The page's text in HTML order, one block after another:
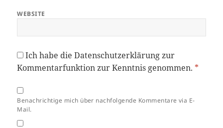
WEBSITE
Ich habe dieDatenschutzerklärungzur
Kommentarfunktion zur Kenntnis genommen. *
Benachrichtige mich über nachfolgende Kommentare via E-
Mail.